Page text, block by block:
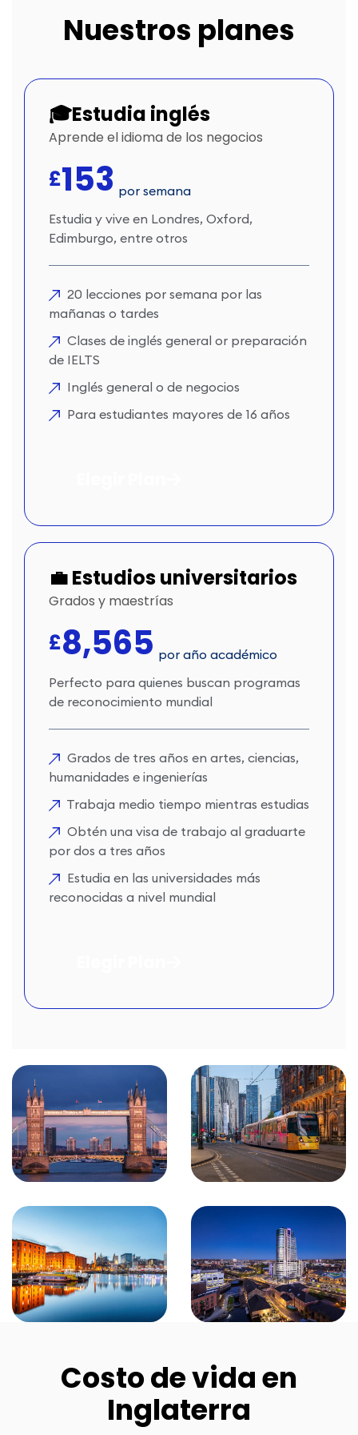
Nuestros planes
🎓Estudia inglés
Aprende el idioma de los negocios
£153 por semana
Estudia y vive en Londres, Oxford,
Edimburgo, entre otros
20 lecciones por semana por las
mañanas o tardes
Clases de inglés general or preparación
de IELTS
Inglés general o de negocios
Para estudiantes mayores de 16 años
💼 Estudios universitarios
Grados y maestrías
£8,565 por año académico
Perfecto para quienes buscan programas
de reconocimiento mundial
Grados de tres años en artes, ciencias,
humanidades e ingenierías
Trabaja medio tiempo mientras estudias
Obtén una visa de trabajo al graduarte
por dos a tres años
Estudia en las universidades más
reconocidas a nivel mundial
Costo de vida en
Inglaterra